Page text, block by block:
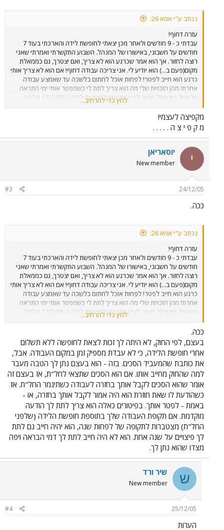
נכתב ע"י אמא 26:
עזרה דחוף!
עבדתי כ - 9 חודשים ולאחר מכן יצאתי לחופשת לידה והארכתי בעוד 7
חודשים על חשבוני, באישורו של המנהל. השבוע התקשרתי ואמרתי שאני
רוצה לחזור. אך הוא אמר שכרגע הוא לא צריך, ואם יצטרך, גם כממאלת
מקום(פעם ב...) הוא יודיע לי. אני צריכה עבודה דחוף! אם הוא לא צריך אותי
כרגע הוא חייב לפטר! לפחות אוכל לחתום בלשכה עד שאמצע עבודה
אחרת! מהן הזכויות שלי מה הוא צריך לתת לי כשמפטר אותי ימי התראה
מראש? פיצויים? חשוב לציין שיצאתי לחופשת לידה ב-17/2/05 הלידה
היתה ב-6/3/05 מה גם יש בידי תלוש משכורת מיוני, בו קיבלתי הבראה, +
כל ימי החופש שהיו צבורים. אשמח לתשובה תודה
לחץ כדי להרחיב...
מקפיצה לעצמי!
מ ק פ י צ ה . . . . .
י יוסאריאן
New member
24/12/05
#3
ככה.
נכתב ע"י אמא 26:
עזרה דחוף!
עבדתי כ - 9 חודשים ולאחר מכן יצאתי לחופשת לידה והארכתי בעוד 7
חודשים על חשבוני, באישורו של המנהל. השבוע התקשרתי ואמרתי שאני
רוצה לחזור. אך הוא אמר שכרגע הוא לא צריך, ואם יצטרך, גם כממאלת
מקום(פעם ב...) הוא יודיע לי. אני צריכה עבודה דחוף! אם הוא לא צריך אותי
כרגע הוא חייב לפטר! לפחות אוכל לחתום בלשכה עד שאמצע עבודה
אחרת! מהן הזכויות שלי מה הוא צריך לתת לי כשמפטר אותי ימי התראה
מראש? פיצויים? חשוב לציין שיצאתי לחופשת לידה ב-17/2/05 הלידה
היתה ב-6/3/05 מה גם יש בידי תלוש משכורת מיוני, בו קיבלתי הבראה, +
כל ימי החופש שהיו צבורים. אשמח לתשובה תודה
לחץ כדי להרחיב...
ככה.
בעצם, לפי החוק, לא היתה לך זכות לצאת לחופשה ללא תשלום
אחרי חופשת הלידה, כי לא עבדת מספיק זמן במקום העבודה. אבל,
את כותבת שהמעביד הסכים. בזה - הוא בעצם נתן לך הטבה מעבר
למה שהחוק מחייב אותו. אם הוא הסכים שתצאי לחל"ת, אז בעצם זה
אומר שהוא הסכים לקבל אותך בחזרה לעבודה כשתיגמר החל"ת. אז
כשהודעת לו שאת חוזרת הוא היה אמור לקבל אותך בחזרה, או -
באמת - לפטר אותך. בפיטורים כאלה הוא צריך לתת לך הודעה
מוקדמת. אם תקופת העבודה שלך בתוספת חופשת הלידה (שלפני
החל"ת) מצטברות לתקופה של לפחות שנה, הוא יהיה חייב גם לתת
לך פיצויים על שנה אחת. הוא לא היה חייב לתת לך דמי הבראה ויפה
מצדו שהוא נתן לך.
ש שיר ורד
New member
25/12/05
#4
הערות